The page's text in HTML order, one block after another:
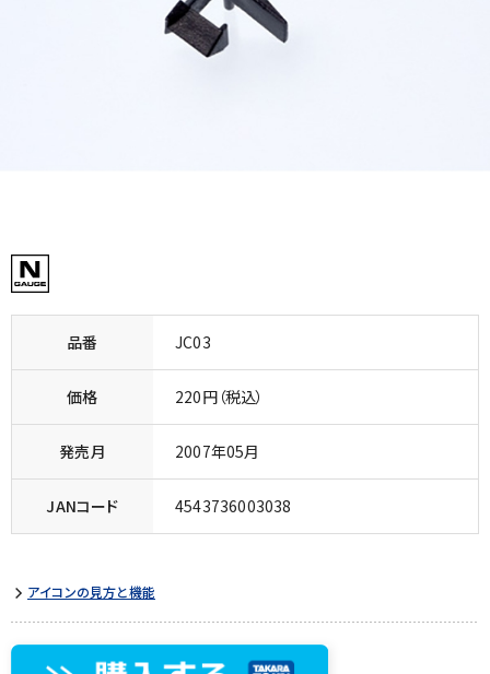
品番 JC03
価格 220円（税込）
発売月 2007年05月
JANコード 4543736003038
アイコンの見方と機能